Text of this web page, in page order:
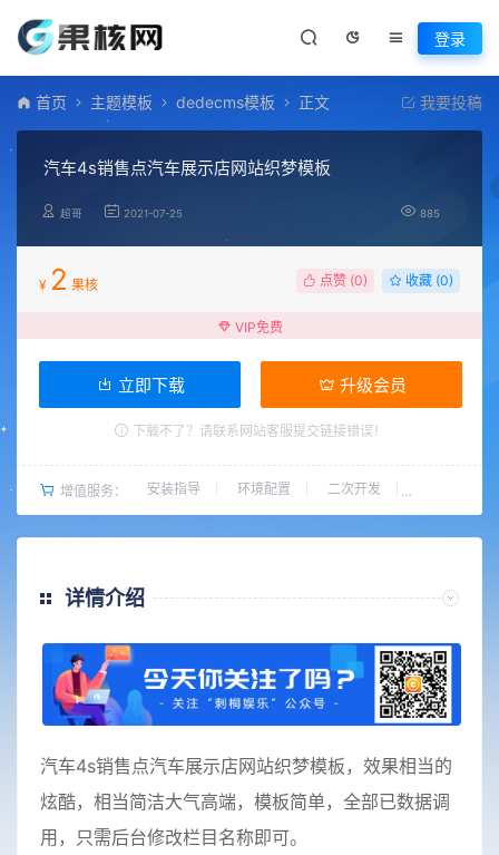
登录
首页 主题模板 dedecms模板 正文 我要投稿
汽车4s销售点汽车展示店网站织梦模板
超哥 2021-07-25 885
¥ 2 果核 点赞 (0) 收藏 (0)
VIP免费
立即下载 升级会员
下载不了？请联系网站客服提交链接错误！
增值服务： 安装指导 环境配置 二次开发
详情介绍
汽车4s销售点汽车展示店网站织梦模板，效果相当的
炫酷，相当简洁大气高端，模板简单，全部已数据调
用，只需后台修改栏目名称即可。